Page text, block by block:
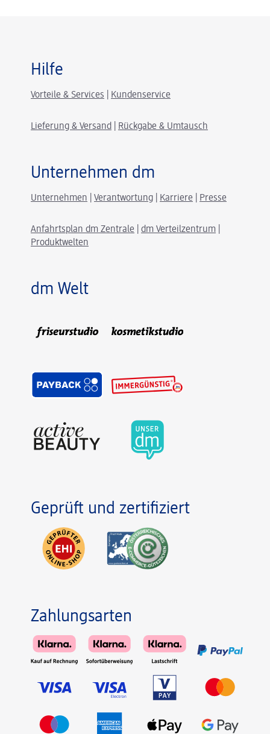
Hilfe
Vorteile & Services Kundenservice
Lieferung & Versand Rückgabe & Umtausch
Unternehmen dm
Unternehmen Verantwortung Karriere Presse
Anfahrtsplan dm Zentrale dm Verteilzentrum
Produktwelten
dm Welt
Geprüft und zertifiziert
Zahlungsarten